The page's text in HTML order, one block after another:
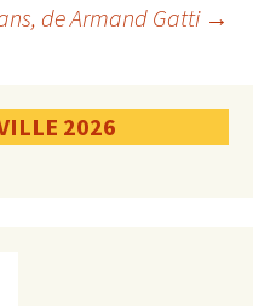
de Armand Gatti →
2026